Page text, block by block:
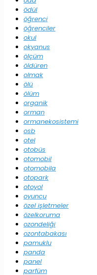
ödül
öğrenci
öğrenciler
okul
okyanus
ölçüm
öldüren
olmak
ölü
ölüm
organik
orman
ormanekosistemi
osb
otel
otobüs
otomobil
otomobila
otopark
otoyol
oyuncu
özel işletmeler
özelkoruma
ozondeliği
ozontabakası
pamuklu
panda
panel
parfüm